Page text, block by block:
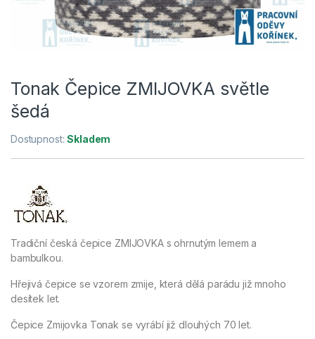
Tonak Čepice ZMIJOVKA světle
šedá
Dostupnost:Skladem
Tradiční česká čepice ZMIJOVKA s ohrnutým lemem a
bambulkou.
Hřejivá čepice se vzorem zmije, která dělá parádu již mnoho
desítek let.
Čepice Zmijovka Tonak se vyrábí již dlouhých 70 let.